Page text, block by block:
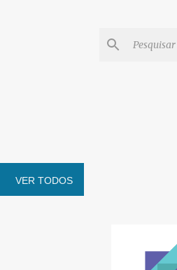
VER TODOS